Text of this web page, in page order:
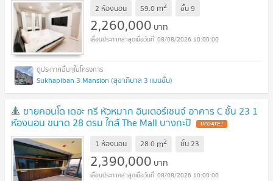
2 ห้องนอน 59.0 m2 ชั้น9
2,260,000 บาท
08/08/2026 10:00:00
Sukhapiban 3 Mansion (สุขาภิบาล 3 แมนชั่น)
🔺 ขายคอนโด เดอะ ทรี หัวหมาก อินเตอร์เชนจ์ อาคาร C ชั้น 23 1
ห้องนอน ขนาด 28 ตรม ใกล้ The Mall บางกะปิ
1 ห้องนอน 28.0 m2 ชั้น23
2,390,000 บาท
08/08/2026 10:00:00